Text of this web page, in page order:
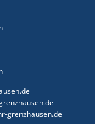
grenzhausen.de